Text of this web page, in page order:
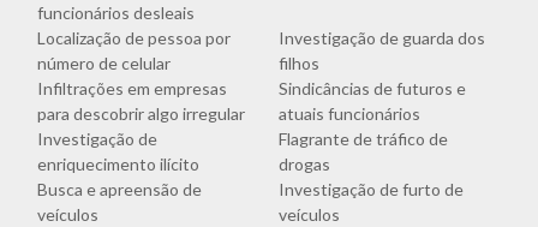
funcionários desleais
Localização de pessoa por
número de celular
Investigação de guarda dos
filhos
Infiltrações em empresas
para descobrir algo irregular
Sindicâncias de futuros e
atuais funcionários
Investigação de
enriquecimento ilícito
Flagrante de tráfico de
drogas
Busca e apreensão de
veículos
Investigação de furto de
veículos